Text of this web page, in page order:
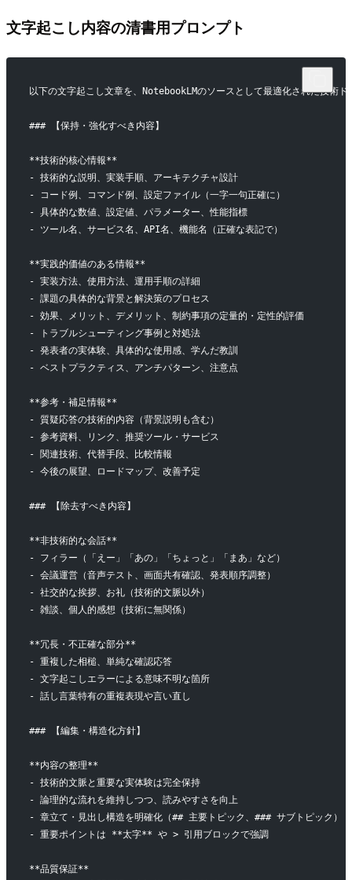
文字起こし内容の清書用プロンプト
以下の文字起こし文章を、NotebookLMのソースとして最適化された技術
### 【保持・強化すべき内容】
**技術的核心情報**
- 技術的な説明、実装手順、アーキテクチャ設計
- コード例、コマンド例、設定ファイル（一字一句正確に）
- 具体的な数値、設定値、パラメーター、性能指標
- ツール名、サービス名、API名、機能名（正確な表記で）
**実践的価値のある情報**
- 実装方法、使用方法、運用手順の詳細
- 課題の具体的な背景と解決策のプロセス
- 効果、メリット、デメリット、制約事項の定量的・定性的評価
- トラブルシューティング事例と対処法
- 発表者の実体験、具体的な使用感、学んだ教訓
- ベストプラクティス、アンチパターン、注意点
**参考・補足情報**
- 質疑応答の技術的内容（背景説明も含む）
- 参考資料、リンク、推奨ツール・サービス
- 関連技術、代替手段、比較情報
- 今後の展望、ロードマップ、改善予定
### 【除去すべき内容】
**非技術的な会話**
- フィラー（「えー」「あの」「ちょっと」「まあ」など）
- 会議運営（音声テスト、画面共有確認、発表順序調整）
- 社交的な挨拶、お礼（技術的文脈以外）
- 雑談、個人的感想（技術に無関係）
**冗長・不正確な部分**
- 重複した相槌、単純な確認応答
- 文字起こしエラーによる意味不明な箇所
- 話し言葉特有の重複表現や言い直し
### 【編集・構造化方針】
**内容の整理**
- 技術的文脈と重要な実体験は完全保持
- 論理的な流れを維持しつつ、読みやすさを向上
- 章立て・見出し構造を明確化（## 主要トピック、### サブトピック）
- 重要ポイントは **太字** や > 引用ブロックで強調
**品質保証**